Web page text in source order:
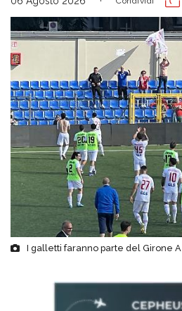
I galletti faranno parte del Girone A